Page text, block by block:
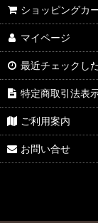
ショッピングカ
マイページ
最近チェックし
特定商取引法表
ご利用案内
お問い合せ